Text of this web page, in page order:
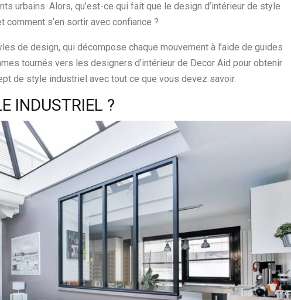
urbains. Alors, qu’est-ce qui fait que le design d’intérieur de style
comment s’en sortir avec confiance ?
de design, qui décompose chaque mouvement à l’aide de guides
tournés vers les designers d’intérieur de Decor Aid pour obtenir
de style industriel avec tout ce que vous devez savoir.
INDUSTRIEL ?